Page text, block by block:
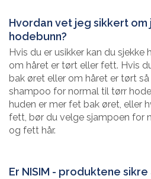
Hvordan vet jeg sikkert
hodebunn?
Hvis du er usikker kan du
om håret er tørt eller fett. Hvis
bak øret eller om håret er tørt
shampoo for normal til tørr
huden er mer fet bak øret, eller
fett, bør du velge sjampoen for
og fett hår.
Er NISIM - produktene